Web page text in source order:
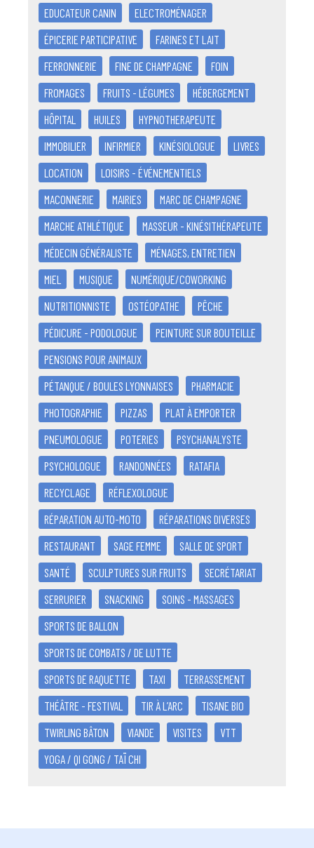
EDUCATEUR CANIN
ELECTROMÉNAGER
ÉPICERIE PARTICIPATIVE
FARINES ET LAIT
FERRONNERIE
FINE DE CHAMPAGNE
FOIN
FROMAGES
FRUITS - LÉGUMES
HÉBERGEMENT
HÔPITAL
HUILES
HYPNOTHERAPEUTE
IMMOBILIER
INFIRMIER KINÉSIOLOGUE
LIVRES
LOCATION
LOISIRS - ÉVÉNEMENTIELS
MACONNERIE
MAIRIES
MARC DE CHAMPAGNE
MARCHE ATHLÉTIQUE
MASSEUR - KINÉSITHÉRAPEUTE
MÉDECIN GÉNÉRALISTE
MÉNAGES, ENTRETIEN
MIEL
MUSIQUE
NUMÉRIQUE/COWORKING
NUTRITIONNISTE
OSTÉOPATHE
PÊCHE
PÉDICURE - PODOLOGUE
PEINTURE SUR BOUTEILLE
PENSIONS POUR ANIMAUX
PÉTANQUE / BOULES LYONNAISES
PHARMACIE
PHOTOGRAPHIE
PIZZAS
PLAT À EMPORTER
PNEUMOLOGUE
POTERIES
PSYCHANALYSTE
PSYCHOLOGUE
RANDONNÉES
RATAFIA
RECYCLAGE
RÉFLEXOLOGUE
RÉPARATION AUTO-MOTO
RÉPARATIONS DIVERSES
RESTAURANT
SAGE FEMME
SALLE DE SPORT
SANTÉ
SCULPTURES SUR FRUITS
SECRÉTARIAT
SERRURIER
SNACKING
SOINS - MASSAGES
SPORTS DE BALLON
SPORTS DE COMBATS / DE LUTTE
SPORTS DE RAQUETTE
TAXI
TERRASSEMENT
THÉÂTRE - FESTIVAL
TIR À L’ARC
TISANE BIO
TWIRLING BÂTON
VIANDE VISITES
VTT
YOGA / QI GONG / TAÏ CHI